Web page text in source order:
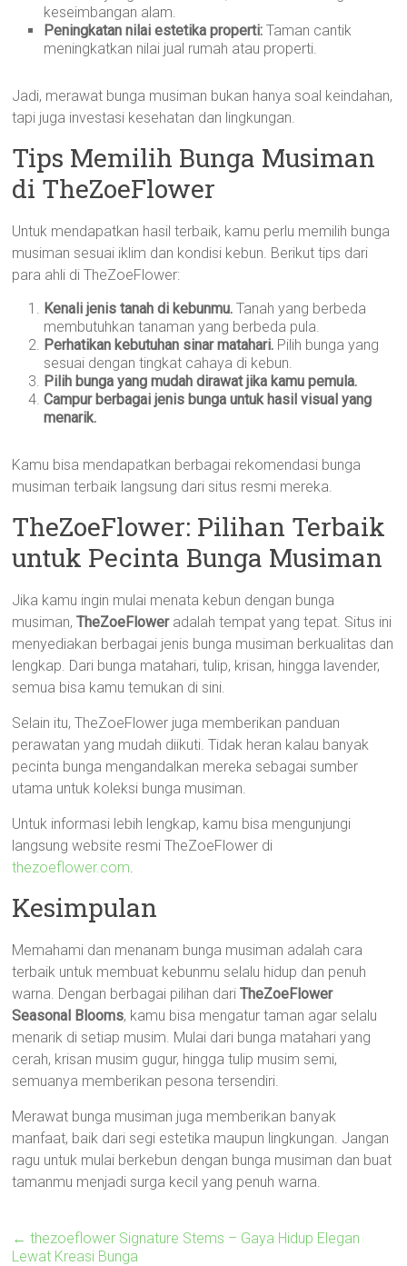
keseimbangan alam.
Peningkatan nilai estetika properti: Taman cantik
meningkatkan nilai jual rumah atau properti.
Jadi, merawat bunga musiman bukan hanya soal keindahan,
tapi juga investasi kesehatan dan lingkungan.
Tips Memilih Bunga Musiman
di TheZoeFlower
Untuk mendapatkan hasil terbaik, kamu perlu memilih bunga
musiman sesuai iklim dan kondisi kebun. Berikut tips dari
para ahli di TheZoeFlower:
Kenali jenis tanah di kebunmu. Tanah yang berbeda
membutuhkan tanaman yang berbeda pula.
Perhatikan kebutuhan sinar matahari. Pilih bunga yang
sesuai dengan tingkat cahaya di kebun.
Pilih bunga yang mudah dirawat jika kamu pemula.
Campur berbagai jenis bunga untuk hasil visual yang
menarik.
Kamu bisa mendapatkan berbagai rekomendasi bunga
musiman terbaik langsung dari situs resmi mereka.
TheZoeFlower: Pilihan Terbaik
untuk Pecinta Bunga Musiman
Jika kamu ingin mulai menata kebun dengan bunga
musiman,TheZoeFloweradalah tempat yang tepat. Situs ini
menyediakan berbagai jenis bunga musiman berkualitas dan
lengkap. Dari bunga matahari, tulip, krisan, hingga lavender,
semua bisa kamu temukan di sini.
Selain itu, TheZoeFlower juga memberikan panduan
perawatan yang mudah diikuti. Tidak heran kalau banyak
pecinta bunga mengandalkan mereka sebagai sumber
utama untuk koleksi bunga musiman.
Untuk informasi lebih lengkap, kamu bisa mengunjungi
langsung website resmi TheZoeFlower di
thezoeflower.com.
Kesimpulan
Memahami dan menanam bunga musiman adalah cara
terbaik untuk membuat kebunmu selalu hidup dan penuh
warna. Dengan berbagai pilihan dariTheZoeFlower
Seasonal Blooms, kamu bisa mengatur taman agar selalu
menarik di setiap musim. Mulai dari bunga matahari yang
cerah, krisan musim gugur, hingga tulip musim semi,
semuanya memberikan pesona tersendiri.
Merawat bunga musiman juga memberikan banyak
manfaat, baik dari segi estetika maupun lingkungan. Jangan
ragu untuk mulai berkebun dengan bunga musiman dan buat
tamanmu menjadi surga kecil yang penuh warna.
← thezoeflower Signature Stems – Gaya Hidup Elegan
Lewat Kreasi Bunga